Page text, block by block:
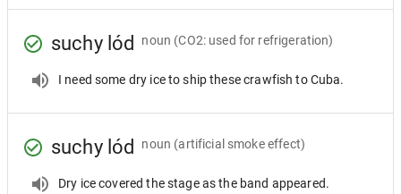
suchy lód noun (CO2: used for refrigeration)
I need some dry ice to ship these crawfish to Cuba.
suchy lód noun (artificial smoke effect)
Dry ice covered the stage as the band appeared.